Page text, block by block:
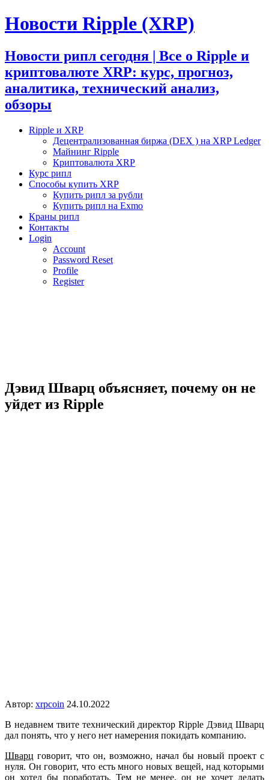
Новости Ripple (XRP)
Новости рипл сегодня | Все о Ripple и
криптовалюте XRP: курс, прогноз,
аналитика, технический анализ,
обзоры
Ripple и XRP
Децентрализованная биржа (DEX ) на XRP Ledger
Майнинг Ripple
Криптовалюта XRP
Курс рипл
Способы купить XRP
Купить рипл за рубли
Купить рипл на Exmo
Краны рипл
Контакты
Login
Account
Password Reset
Profile
Register
Дэвид Шварц объясняет, почему он не
уйдет из Ripple
Автор: xrpcoin 24.10.2022
В недавнем твите технический директор Ripple Дэвид Шварц
дал понять, что у него нет намерения покидать компанию.
Шварц говорит, что он, возможно, начал бы новый проект с
нуля. Он говорит, что есть много новых вещей, над которыми
он хотел бы поработать. Тем не менее, он не хочет делать